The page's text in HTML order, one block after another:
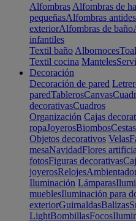
Alfombras Alfombras de
pequeñasAlfombras
exteriorAlfombras de baño
infantiles
Textil baño Albornoces
Textil cocina Manteles
Decoración
Decoración de pared
paredTablerosCanvas
decorativasCuadros
Organización Cajas
ropaJoyerosBiombosCestas
Objetos decorativos Velas
mesaNavidadFlores
fotosFiguras decorativas
joyerosRelojes
Iluminación Lámparas
mueblesIluminación para
exteriorGuirnaldasBalizas
LightBombillasFocos